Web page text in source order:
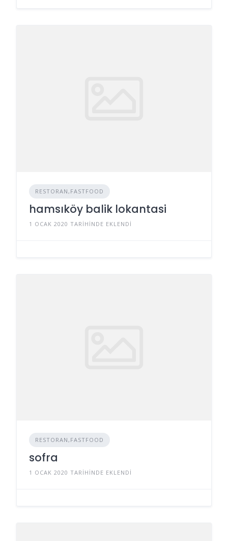
RESTORAN,FASTFOOD
hamsıköy balik lokantasi
1 OCAK 2020 TARIHINDE EKLENDI
RESTORAN,FASTFOOD
sofra
1 OCAK 2020 TARIHINDE EKLENDI